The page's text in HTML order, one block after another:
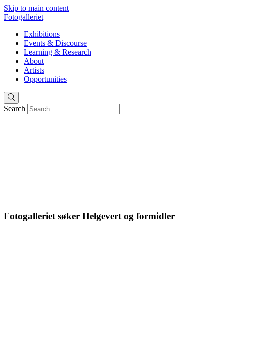
Skip to main content
Fotogalleriet
Exhibitions
Events & Discourse
Learning & Research
About
Artists
Opportunities
Search
Fotogalleriet søker Helgevert og formidler